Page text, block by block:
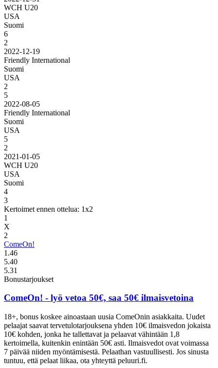
WCH U20
USA
Suomi
6
2
2022-12-19
Friendly International
Suomi
USA
2
5
2022-08-05
Friendly International
Suomi
USA
5
2
2021-01-05
WCH U20
USA
Suomi
4
3
Kertoimet ennen ottelua: 1x2
1
X
2
ComeOn!
1.46
5.40
5.31
Bonustarjoukset
ComeOn! - lyö vetoa 50€, saa 50€ ilmaisvetoina
18+, bonus koskee ainoastaan uusia ComeOnin asiakkaita. Uudet
pelaajat saavat tervetulotarjouksena yhden 10€ ilmaisvedon jokaista
10€ kohden, jonka he tallettavat ja pelaavat vähintään 1,8
kertoimella, kuitenkin enintään 50€ asti. Ilmaisvedot ovat voimassa
7 päivää niiden myöntämisestä. Pelaathan vastuullisesti. Jos sinusta
tuntuu, että pelaat liikaa, ota yhteyttä peluuri.fi.